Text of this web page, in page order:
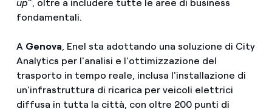
up”, oltre a includere tutte le aree di business
fondamentali.
A Genova , Enel sta adottando una soluzione di City
Analytics per l'analisi e l'ottimizzazione del
trasporto in tempo reale, inclusa l'installazione di
un'infrastruttura di ricarica per veicoli elettrici
diffusa in tutta la città, con oltre 200 punti di